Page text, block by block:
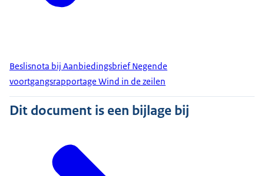
Beslisnota bij Aanbiedingsbrief Negende
voortgangsrapportage Wind in de zeilen
Dit document is een bijlage bij